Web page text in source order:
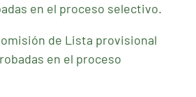
en el proceso selectivo.
de Lista provisional
en el proceso